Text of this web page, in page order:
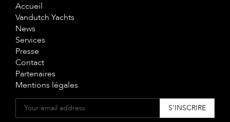
Accueil
Vandutch Yachts
News
Services
Presse
Contact
Partenaires
Mentions légales